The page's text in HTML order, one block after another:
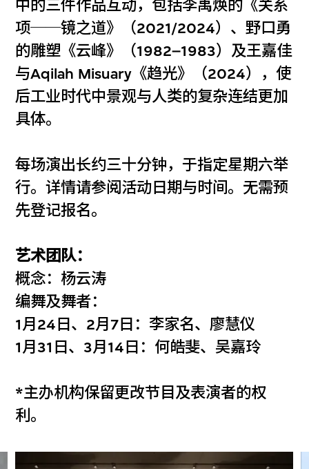
中的三件作品互动，包括李禹焕的《关系
项──镜之道》（2021/2024）、野口勇
的雕塑《云峰》（1982–1983）及王嘉佳
与Aqilah Misuary《趋光》（2024），使
后工业时代中景观与人类的复杂连结更加
具体。
每场演出长约三十分钟，于指定星期六举
行。详情请参阅活动日期与时间。无需预
先登记报名。
艺术团队：
概念：杨云涛
编舞及舞者：
1月24日、2月7日：李家名、廖慧仪
1月31日、3月14日：何皓斐、吴嘉玲
*主办机构保留更改节目及表演者的权
利。